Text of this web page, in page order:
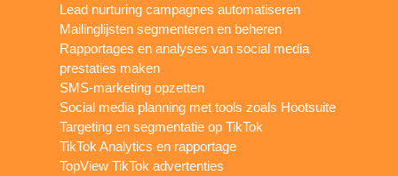
Lead nurturing campagnes automatiseren
Mailinglijsten segmenteren en beheren
Rapportages en analyses van social media
prestaties maken
SMS-marketing opzetten
Social media planning met tools zoals Hootsuite
Targeting en segmentatie op TikTok
TikTok Analytics en rapportage
TopView TikTok advertenties